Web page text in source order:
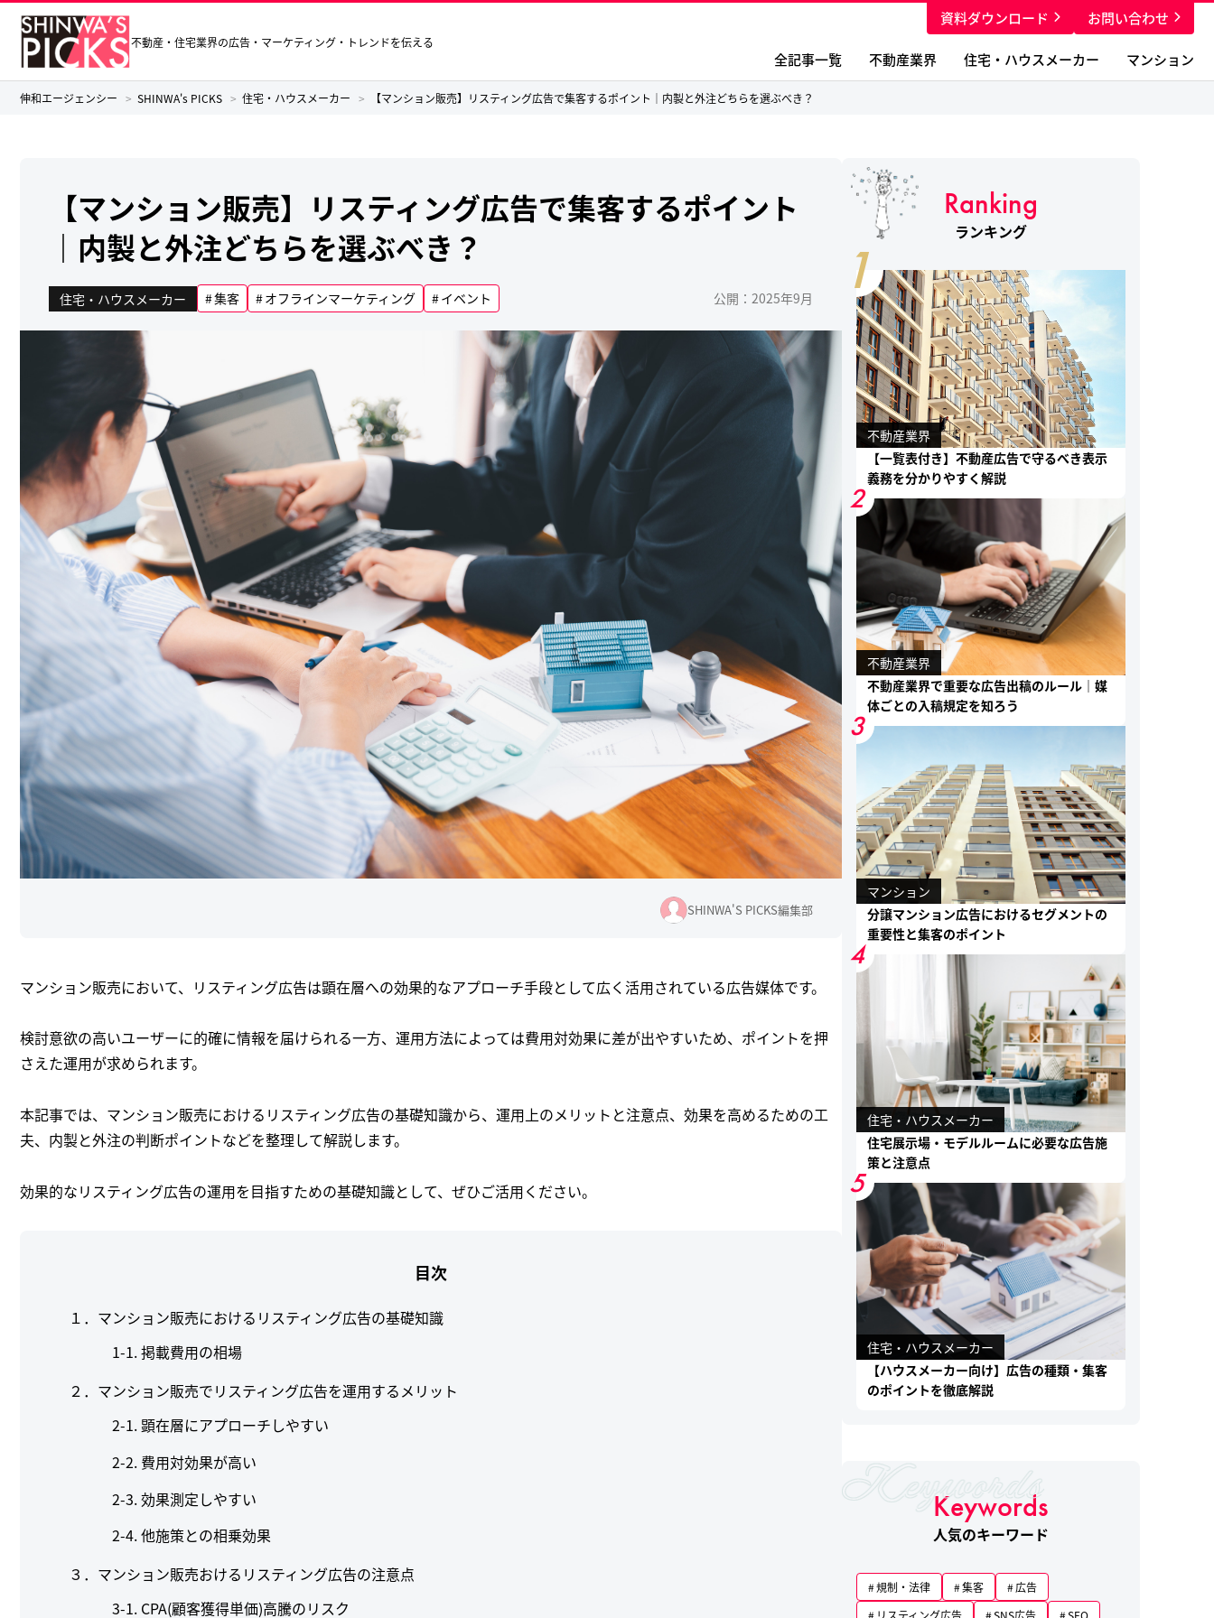
不動産・住宅業界の広告・マーケティング・トレンドを伝える
資料ダウンロード お問い合わせ
全記事一覧 不動産業界 住宅・ハウスメーカー マンション
伸和エージェンシー SHINWA's PICKS 住宅・ハウスメーカー 【マンション販売】リスティング広告で集客するポイント｜内製と外注どちらを選ぶべき？
【マンション販売】リスティング広告で集客するポイント
｜内製と外注どちらを選ぶべき？
住宅・ハウスメーカー 集客 オフラインマーケティング イベント 公開：2025年9月
SHINWA'S PICKS編集部
マンション販売において、リスティング広告は顕在層への効果的なアプローチ手段として広く活用されている広告媒体です。
検討意欲の高いユーザーに的確に情報を届けられる一方、運用方法によっては費用対効果に差が出やすいため、ポイントを押
さえた運用が求められます。
本記事では、マンション販売におけるリスティング広告の基礎知識から、運用上のメリットと注意点、効果を高めるための工
夫、内製と外注の判断ポイントなどを整理して解説します。
効果的なリスティング広告の運用を目指すための基礎知識として、ぜひご活用ください。
目次
１．マンション販売におけるリスティング広告の基礎知識
掲載費用の相場
２．マンション販売でリスティング広告を運用するメリット
顕在層にアプローチしやすい
費用対効果が高い
効果測定しやすい
他施策との相乗効果
３．マンション販売おけるリスティング広告の注意点
CPA(顧客獲得単価)高騰のリスク
Ranking
ランキング
1
不動産業界
【一覧表付き】不動産広告で守るべき表示
義務を分かりやすく解説
2
不動産業界
不動産業界で重要な広告出稿のルール｜媒
体ごとの入稿規定を知ろう
3
マンション
分譲マンション広告におけるセグメントの
重要性と集客のポイント
4
住宅・ハウスメーカー
住宅展示場・モデルルームに必要な広告施
策と注意点
5
住宅・ハウスメーカー
【ハウスメーカー向け】広告の種類・集客
のポイントを徹底解説
Keywords
人気のキーワード
規制・法律 集客
広告